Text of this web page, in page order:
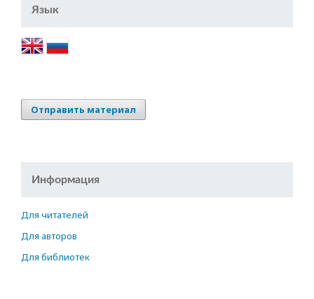
Язык
Отправить материал
Информация
Для читателей
Для авторов
Для библиотек